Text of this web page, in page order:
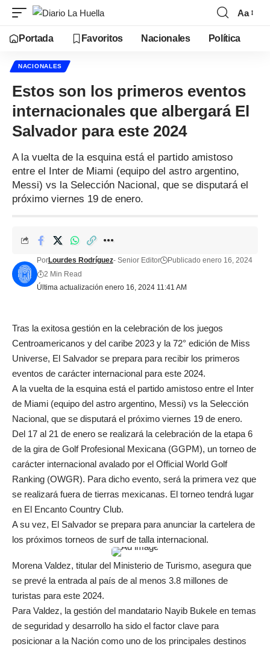
Aa
Portada Favoritos Nacionales Política
NACIONALES
Estos son los primeros eventos
internacionales que albergará El
Salvador para este 2024
A la vuelta de la esquina está el partido amistoso
entre el Inter de Miami (equipo del astro argentino,
Messi) vs la Selección Nacional, que se disputará el
próximo viernes 19 de enero.
Última actualización enero 16, 2024 11:41 AM
PorLourdes Rodríguez- Senior Editor
Publicado enero 16, 2024
2 Min Read
Tras la exitosa gestión en la celebración de los juegos
Centroamericanos y del caribe 2023 y la 72° edición de Miss
Universe, El Salvador se prepara para recibir los primeros
eventos de carácter internacional para este 2024.
A la vuelta de la esquina está el partido amistoso entre el Inter
de Miami (equipo del astro argentino, Messi) vs la Selección
Nacional, que se disputará el próximo viernes 19 de enero.
Del 17 al 21 de enero se realizará la celebración de la etapa 6
de la gira de Golf Profesional Mexicana (GGPM), un torneo de
carácter internacional avalado por el Official World Golf
Ranking (OWGR). Para dicho evento, será la primera vez que
se realizará fuera de tierras mexicanas. El torneo tendrá lugar
en El Encanto Country Club.
A su vez, El Salvador se prepara para anunciar la cartelera de
los próximos torneos de surf de talla internacional.
Morena Valdez, titular del Ministerio de Turismo, asegura que
se prevé la entrada al país de al menos 3.8 millones de
turistas para este 2024.
Para Valdez, la gestión del mandatario Nayib Bukele en temas
de seguridad y desarrollo ha sido el factor clave para
posicionar a la Nación como uno de los principales destinos